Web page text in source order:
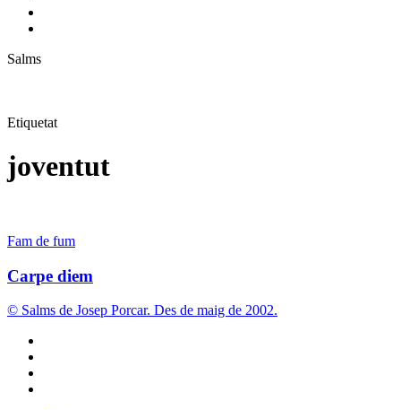
Salms
Etiquetat
joventut
Carpe
Fam de fum
Carpe diem
© Salms de Josep Porcar. Des de maig de 2002.